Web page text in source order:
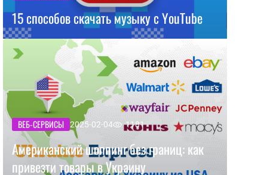
15 способов скачать музыку с YouTube
ВЕБ-СЕРВИСЫ 2025-02-04 1181
Американский шоппинг без границ: как
привезти товары в Украину